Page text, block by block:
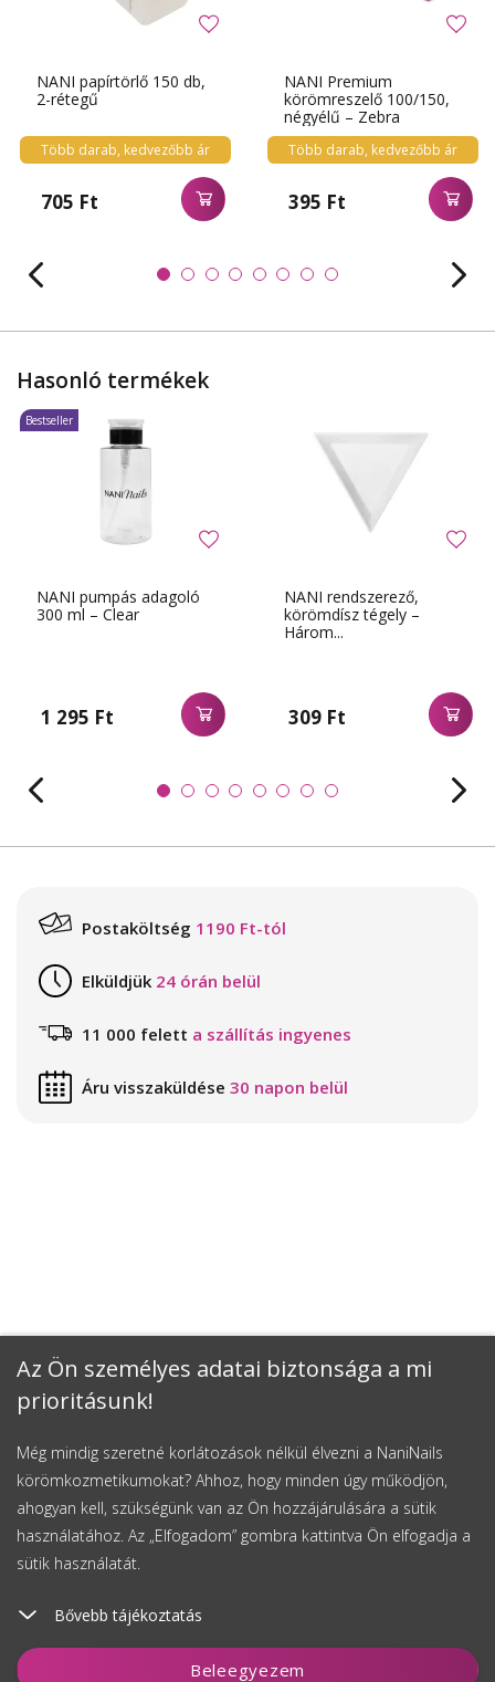
Az Ön személyes adatai biztonsága a mi
prioritásunk!
Még mindig szeretné korlátozások nélkül élvezni a NaniNails
körömkozmetikumokat? Ahhoz, hogy minden úgy működjön,
ahogyan kell, szükségünk van az Ön hozzájárulására a sütik
használatához. Az „Elfogadom” gombra kattintva Ön elfogadja a
sütik használatát.
Bővebb tájékoztatás
Beleegyezem
Kosárhoz ad
NANI papírtörlő 150 db,
2-rétegű
Több darab, kedvezőbb ár
705 Ft
NANI Premium
körömreszelő 100/150,
négyélű – Zebra
Több darab, kedvezőbb ár
395 Ft
Hasonló termékek
NANI pumpás adagoló
300 ml – Clear
1 295 Ft
Bestseller
NANI rendszerező,
körömdísz tégely –
Három...
309 Ft
Postaköltség 1190 Ft-tól
Elküldjük 24 órán belül
11 000 felett a szállítás ingyenes
Áru visszaküldése 30 napon belül